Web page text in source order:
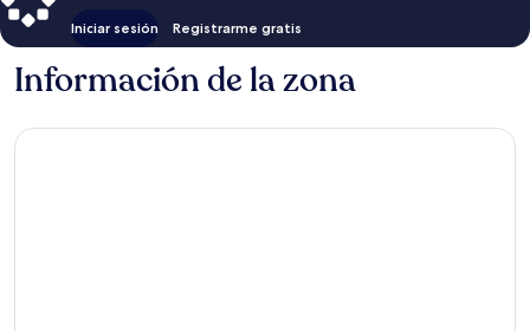
Iniciar sesión Registrarme gratis
Información de la zona